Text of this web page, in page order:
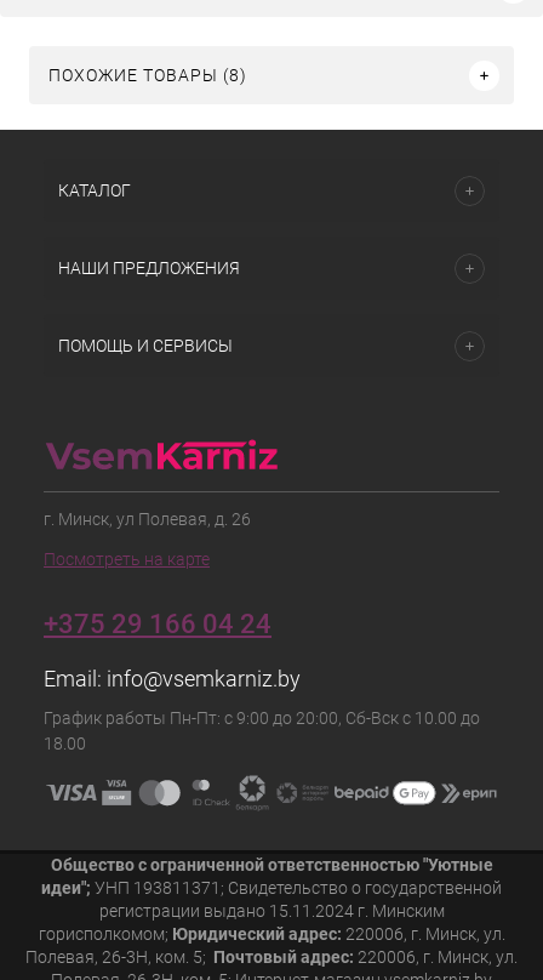
ПОХОЖИЕ ТОВАРЫ (8)
КАТАЛОГ
НАШИ ПРЕДЛОЖЕНИЯ
ПОМОЩЬ И СЕРВИСЫ
г. Минск, ул Полевая, д. 26
Посмотреть на карте
+375 29 166 04 24
Email: info@vsemkarniz.by
График работы Пн-Пт: с 9:00 до 20:00, Сб-Вск с 10.00 до
18.00
Общество с ограниченной ответственностью "Уютные
идеи"; УНП 193811371; Свидетельство о государственной
регистрации выдано 15.11.2024 г. Минским
горисполкомом; Юридический адрес: 220006, г. Минск, ул.
Полевая, 26-3Н, ком. 5; Почтовый адрес: 220006, г. Минск, ул.